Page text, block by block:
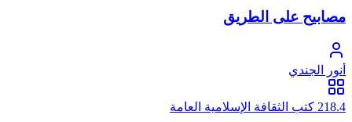
مصابيح على الطريق
أنور الجندي
218.4 كتب الثقافة الإسلامية العامة